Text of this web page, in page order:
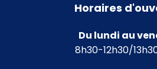
Horaires
Du lundi au
8h30-12h30/